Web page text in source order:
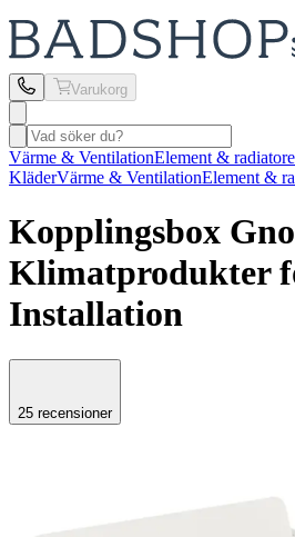
Varukorg
Värme & VentilationElement &
KläderVärme & VentilationElement &
Kopplingsbox
Klimatprodukter
Installation
25 recensioner